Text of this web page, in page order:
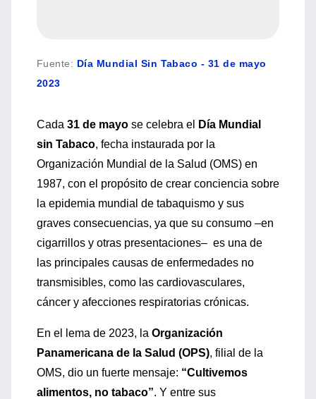
Fuente: Día Mundial Sin Tabaco - 31 de mayo
2023
Cada 31 de mayo se celebra el
Día Mundial
sin Tabaco, fecha instaurada por la
Organización Mundial de la Salud (OMS) en
1987, con el propósito de crear conciencia sobre
la epidemia mundial de tabaquismo y sus
graves consecuencias, ya que su consumo –en
cigarrillos y otras presentaciones– es una de
las principales causas de enfermedades no
transmisibles, como las cardiovasculares,
cáncer y afecciones respiratorias crónicas.
En el lema de 2023, la Organización
Panamericana de la Salud (OPS), filial de la
OMS, dio un fuerte mensaje: “Cultivemos
alimentos, no tabaco”. Y entre sus